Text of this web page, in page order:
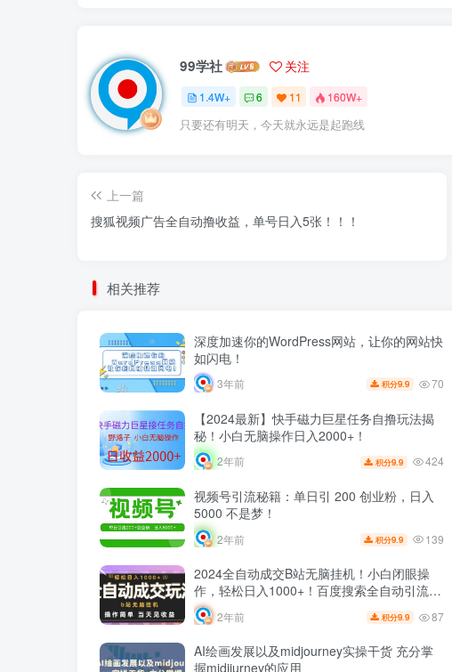
99学社 关注
1.4W+ 6 11 160W+
只要还有明天，今天就永远是起跑线
上一篇
搜狐视频广告全自动撸收益，单号日入5张！！！
相关推荐
深度加速你的WordPress网站，让你的网站快
如闪电！
3年前 积分9.9 70
【2024最新】快手磁力巨星任务自撸玩法揭
秘！小白无脑操作日入2000+！
2年前 积分9.9 424
视频号引流秘籍：单日引 200 创业粉，日入
5000 不是梦！
2年前 积分9.9 139
2024全自动成交B站无脑挂机！小白闭眼操
作，轻松日入1000+！百度搜索全自动引流+B
站挂机项目！
2年前 积分9.9 87
AI绘画发展以及midjourney实操干货 充分掌
握midjiurney的应用